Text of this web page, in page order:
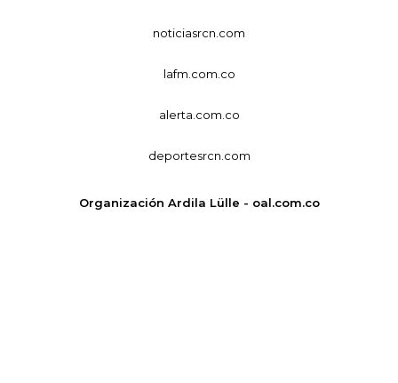
noticiasrcn.com
lafm.com.co
alerta.com.co
deportesrcn.com
Organización Ardila Lülle - oal.com.co